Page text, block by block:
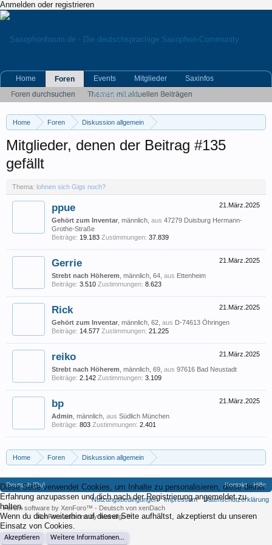
Anmelden oder registrieren
Home Foren
Diskussion allgemein
Mitglieder, denen der Beitrag #135
gefällt
Thema: lohnen sich Gigs noch?
21.März.2025
ppue
Gehört zum Inventar , männlich, aus 47279 Duisburg Hermann-
Grothe-Straße
Beiträge: 19.183 Zustimmungen: 37.839
21.März.2025
Gerrie
Strebt nach Höherem , männlich, 64, aus Ettenheim
Beiträge: 3.510 Zustimmungen: 8.623
21.März.2025
Rick
Gehört zum Inventar , männlich, 62, aus D-74613 Öhringen
Beiträge: 14.577 Zustimmungen: 21.225
21.März.2025
reiko
Strebt nach Höherem , männlich, 69, aus 97616 Bad Neustadt
Beiträge: 2.142 Zustimmungen: 3.109
21.März.2025
bp
Admin , männlich, aus Südlich München
Beiträge: 803 Zustimmungen: 2.401
Home Foren
Diskussion allgemein
Home
Foren
Foren durchsuchen
Themen mit aktuellen Beiträgen
Events Mitglieder
Saxinfos
Kleinanzeigen
Deutsch [Du] Kontakt
Hilfe
Nutzungsbedingungen
Impressum
Datenschutzerklärung
Forum software by XenForo™ - Deutsch von xenDach
XenForo add-ons by Waindigo™
Diese Seite verwendet Cookies, um Inhalte zu personalisieren, diese deiner
Erfahrung anzupassen und dich nach der Registrierung angemeldet zu
halten.
Wenn du dich weiterhin auf dieser Seite aufhältst, akzeptierst du unseren
Einsatz von Cookies.
Akzeptieren Weitere Informationen...